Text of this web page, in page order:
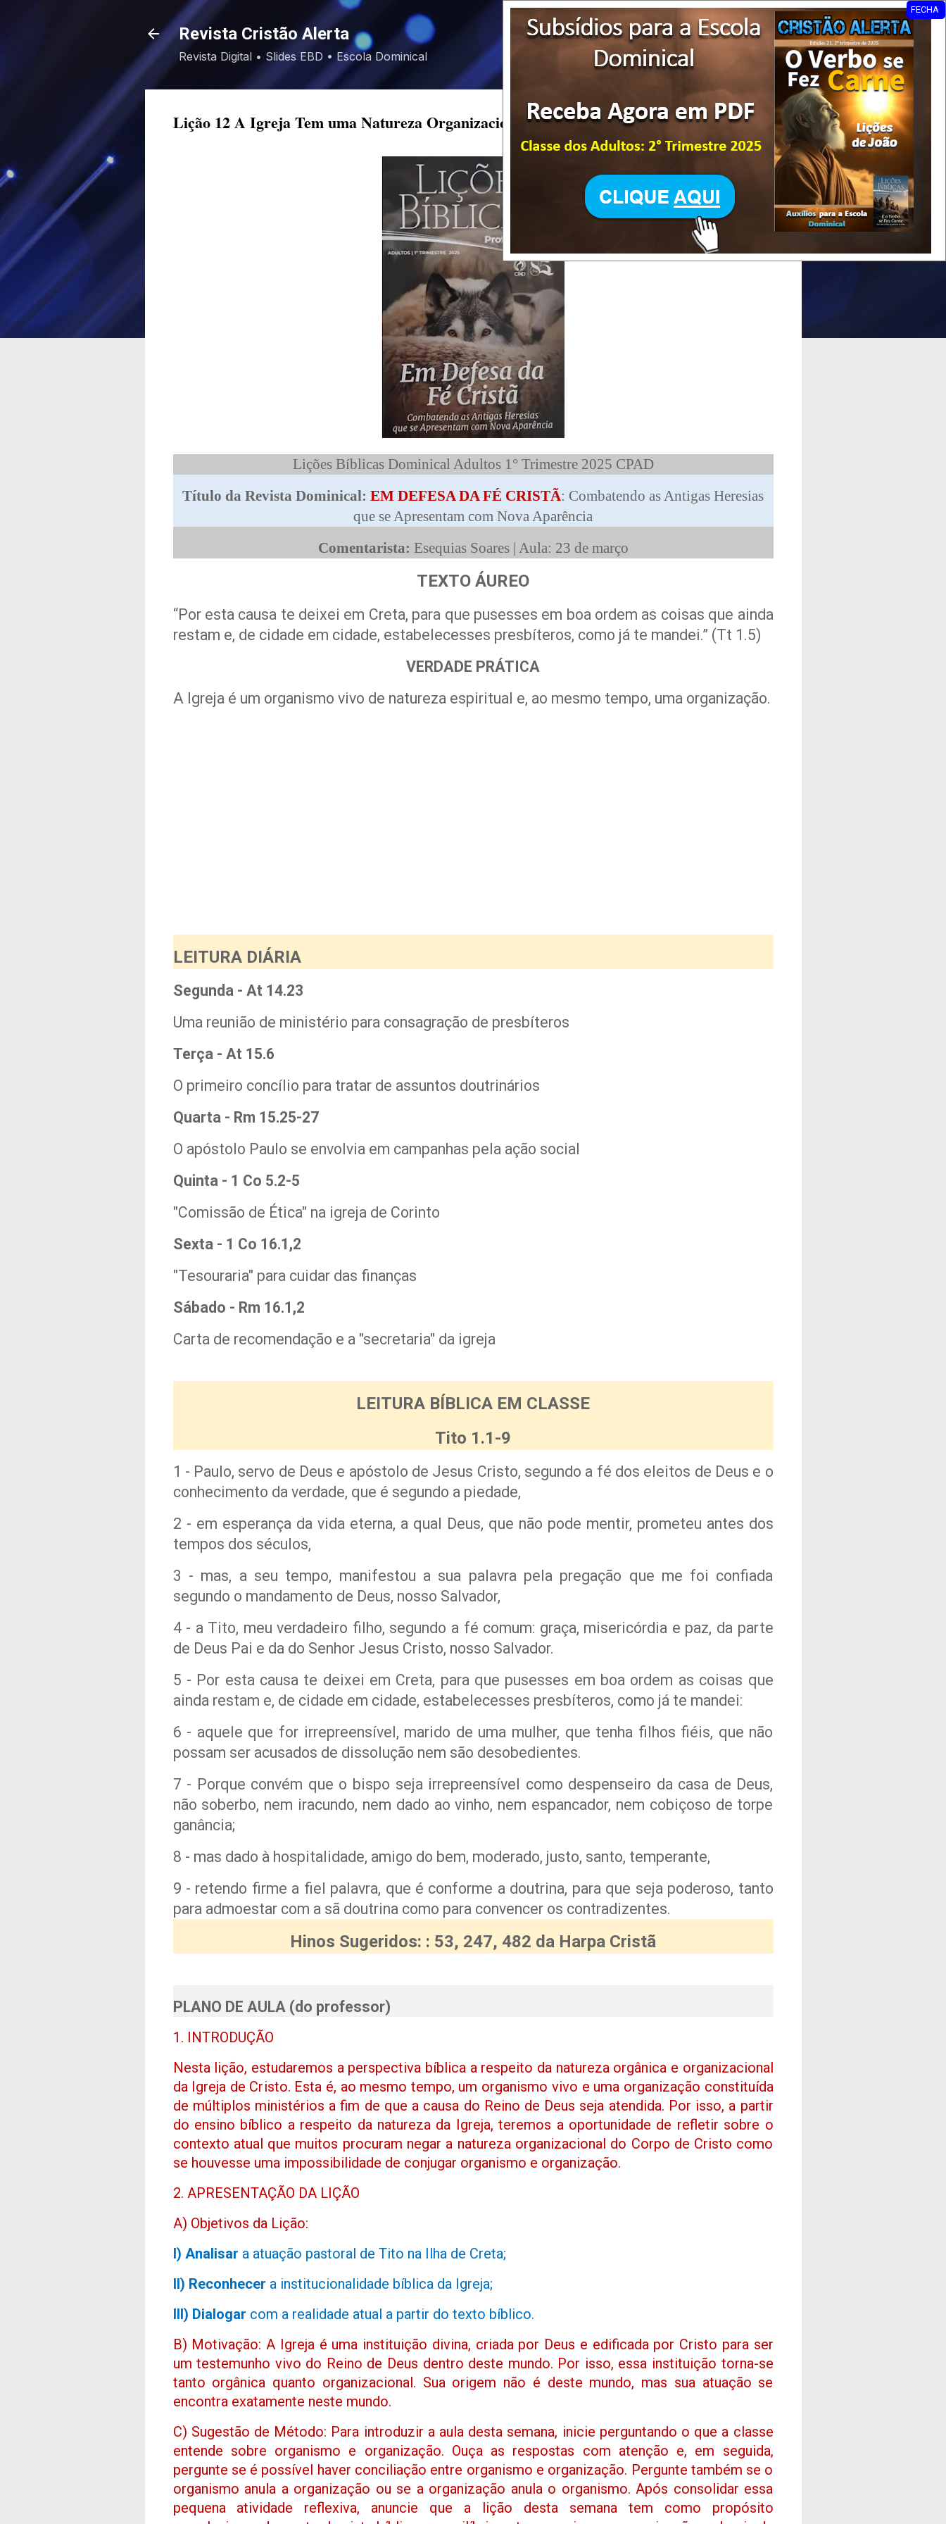
Pular para o conteúdo principal
Revista Cristão Alerta
Revista Digital • Slides EBD • Escola Dominical
Lição 12 A Igreja Tem uma Natureza Organizacional [ 1° trimestre 2025 CPAD]
Lições Bíblicas Dominical Adultos 1° Trimestre 2025 CPAD
Título da Revista Dominical: EM DEFESA DA FÉ CRISTÃ: Combatendo as Antigas Heresias
que se Apresentam com Nova Aparência
Comentarista: Esequias Soares | Aula: 23 de março
TEXTO ÁUREO
“Por esta causa te deixei em Creta, para que pusesses em boa ordem as coisas que ainda
restam e, de cidade em cidade, estabelecesses presbíteros, como já te mandei.” (Tt 1.5)
VERDADE PRÁTICA
A Igreja é um organismo vivo de natureza espiritual e, ao mesmo tempo, uma organização.
LEITURA DIÁRIA
Segunda - At 14.23
Uma reunião de ministério para consagração de presbíteros
Terça - At 15.6
O primeiro concílio para tratar de assuntos doutrinários
Quarta - Rm 15.25-27
O apóstolo Paulo se envolvia em campanhas pela ação social
Quinta - 1 Co 5.2-5
"Comissão de Ética" na igreja de Corinto
Sexta - 1 Co 16.1,2
"Tesouraria" para cuidar das finanças
Sábado - Rm 16.1,2
Carta de recomendação e a "secretaria" da igreja
LEITURA BÍBLICA EM CLASSE
Tito 1.1-9
1 - Paulo, servo de Deus e apóstolo de Jesus Cristo, segundo a fé dos eleitos de Deus e o
conhecimento da verdade, que é segundo a piedade,
2 - em esperança da vida eterna, a qual Deus, que não pode mentir, prometeu antes dos
tempos dos séculos,
3 - mas, a seu tempo, manifestou a sua palavra pela pregação que me foi confiada
segundo o mandamento de Deus, nosso Salvador,
4 - a Tito, meu verdadeiro filho, segundo a fé comum: graça, misericórdia e paz, da parte
de Deus Pai e da do Senhor Jesus Cristo, nosso Salvador.
5 - Por esta causa te deixei em Creta, para que pusesses em boa ordem as coisas que
ainda restam e, de cidade em cidade, estabelecesses presbíteros, como já te mandei:
6 - aquele que for irrepreensível, marido de uma mulher, que tenha filhos fiéis, que não
possam ser acusados de dissolução nem são desobedientes.
7 - Porque convém que o bispo seja irrepreensível como despenseiro da casa de Deus,
não soberbo, nem iracundo, nem dado ao vinho, nem espancador, nem cobiçoso de torpe
ganância;
8 - mas dado à hospitalidade, amigo do bem, moderado, justo, santo, temperante,
9 - retendo firme a fiel palavra, que é conforme a doutrina, para que seja poderoso, tanto
para admoestar com a sã doutrina como para convencer os contradizentes.
Hinos Sugeridos: : 53, 247, 482 da Harpa Cristã
PLANO DE AULA (do professor)
1. INTRODUÇÃO
Nesta lição, estudaremos a perspectiva bíblica a respeito da natureza orgânica e organizacional
da Igreja de Cristo. Esta é, ao mesmo tempo, um organismo vivo e uma organização constituída
de múltiplos ministérios a fim de que a causa do Reino de Deus seja atendida. Por isso, a partir
do ensino bíblico a respeito da natureza da Igreja, teremos a oportunidade de refletir sobre o
contexto atual que muitos procuram negar a natureza organizacional do Corpo de Cristo como
se houvesse uma impossibilidade de conjugar organismo e organização.
2. APRESENTAÇÃO DA LIÇÃO
A) Objetivos da Lição:
I) Analisar a atuação pastoral de Tito na Ilha de Creta;
II) Reconhecer a institucionalidade bíblica da Igreja;
III) Dialogar com a realidade atual a partir do texto bíblico.
B) Motivação: A Igreja é uma instituição divina, criada por Deus e edificada por Cristo para ser
um testemunho vivo do Reino de Deus dentro deste mundo. Por isso, essa instituição torna-se
tanto orgânica quanto organizacional. Sua origem não é deste mundo, mas sua atuação se
encontra exatamente neste mundo.
C) Sugestão de Método: Para introduzir a aula desta semana, inicie perguntando o que a classe
entende sobre organismo e organização. Ouça as respostas com atenção e, em seguida,
pergunte se é possível haver conciliação entre organismo e organização. Pergunte também se o
organismo anula a organização ou se a organização anula o organismo. Após consolidar essa
pequena atividade reflexiva, anuncie que a lição desta semana tem como propósito
FECHA